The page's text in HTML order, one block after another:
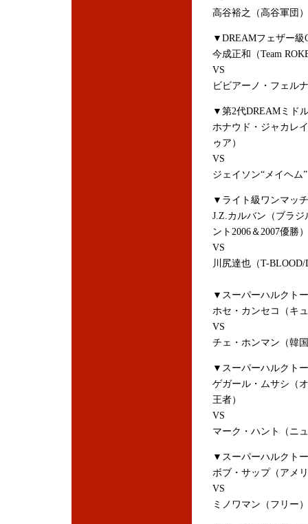
高谷裕之（高谷軍団）
▼DREAMフェザー級
今成正和（Team
VS
ビビアーノ・フェル
▼第2代DREAMミド
ホナウド・ジャカレ
ゥア）
VS
ジェイソン“メイヘム
▼ライト級ワンマッチ
J.Z.カルバン（ブラジ
ント2006＆2007優勝）
VS
川尻達也（T-
▼スーパーハルクト
ホセ・カンセコ（キ
VS
チェ・ホンマン（韓
▼スーパーハルクト
ゲガール・ムサシ（
王者）
VS
マーク・ハント（ニ
▼スーパーハルクト
ボブ・サップ（アメ
VS
ミノワマン（フリー）